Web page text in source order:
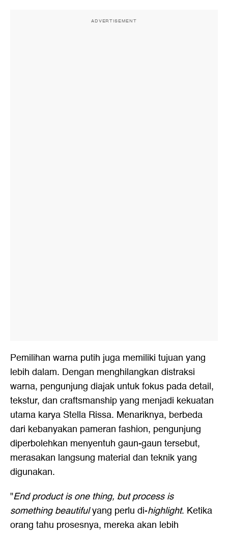
ADVERTISEMENT
Pemilihan warna putih juga memiliki tujuan yang
lebih dalam. Dengan menghilangkan distraksi
warna, pengunjung diajak untuk fokus pada detail,
tekstur, dan craftsmanship yang menjadi kekuatan
utama karya Stella Rissa. Menariknya, berbeda
dari kebanyakan pameran fashion, pengunjung
diperbolehkan menyentuh gaun-gaun tersebut,
merasakan langsung material dan teknik yang
digunakan.
"End product is one thing, but process is
something beautifulyang perlu di-highlight. Ketika
orang tahu prosesnya, mereka akan lebih